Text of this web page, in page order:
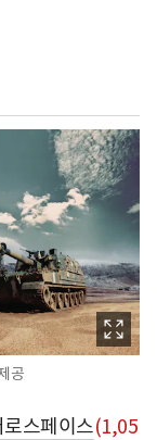
공
스페이스(1,05